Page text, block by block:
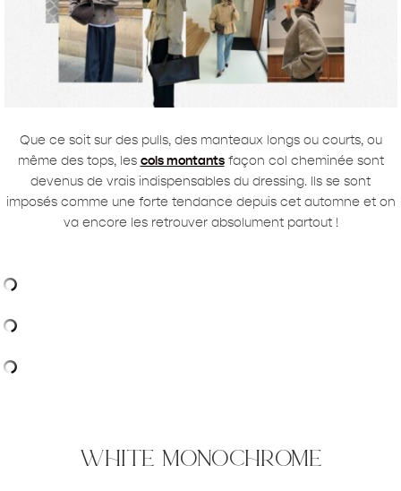
Que ce soit sur des pulls, des manteaux longs ou courts, ou
même des tops, les cols montantsfaçon col cheminée sont
devenus de vrais indispensables du dressing. Ils se sont
imposés comme une forte tendance depuis cet automne et on
va encore les retrouver absolument partout !
white monochrome